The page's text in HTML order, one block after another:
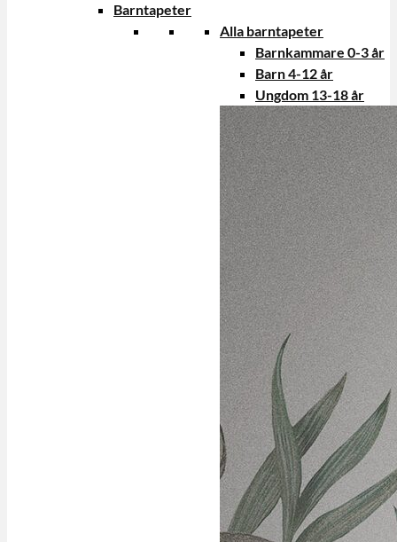
Barntapeter
Alla barntapeter
Barnkammare 0-3 år
Barn 4-12 år
Ungdom 13-18 år